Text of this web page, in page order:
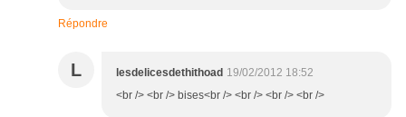
Répondre
L lesdelicesdethithoad 19/02/2012 18:52
<br /> <br /> bises<br /> <br /> <br /> <br />